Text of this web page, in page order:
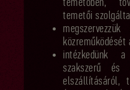
temetőben,
temetői
közreműködését
intézkedünk
szakszerű és
elszállításáról,